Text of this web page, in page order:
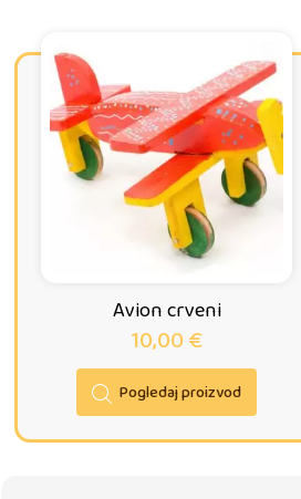
Avion crveni
10,00€
Pogledaj proizvod